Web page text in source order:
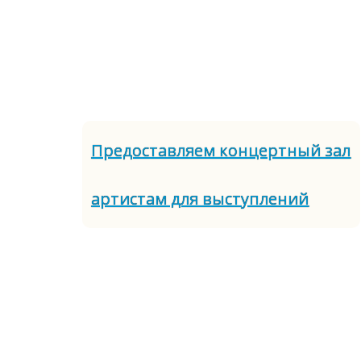
Предоставляем концертный зал
артистам для выступлений